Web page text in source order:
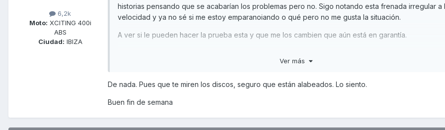
6,2k
Moto: XCITING 400i
ABS
Ciudad: IBIZA
historias pensando que se acabarían los problemas pero no. Sigo notando esta frenada irregular a
velocidad y ya no sé si me estoy emparanoiando o qué pero no me gusta la situación.
A ver si le pueden hacer la prueba esta y que me los cambien que aún está en garantía.
Ver más
De nada. Pues que te miren los discos, seguro que están alabeados. Lo siento.
Buen fin de semana